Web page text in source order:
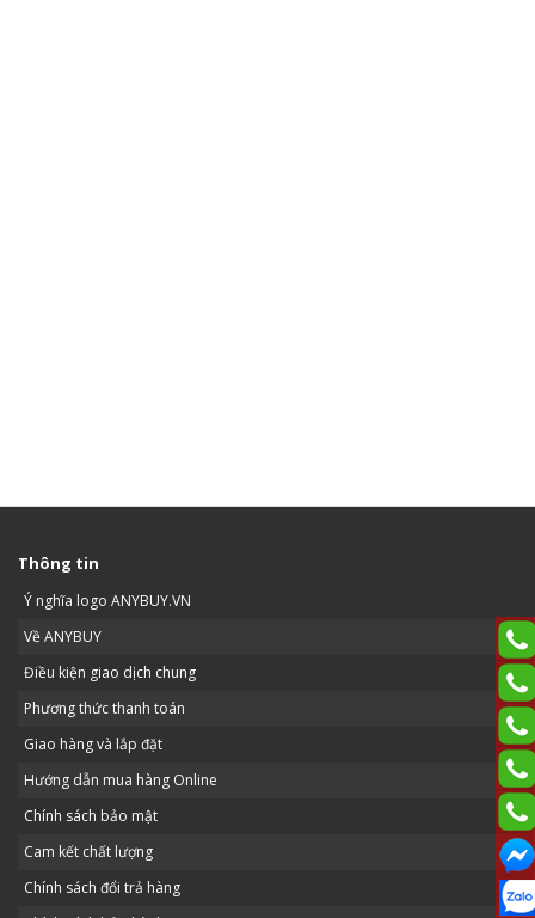
Thông tin
Ý nghĩa logo ANYBUY.VN
Về ANYBUY
Điều kiện giao dịch chung
Phương thức thanh toán
Giao hàng và lắp đặt
Hướng dẫn mua hàng Online
Chính sách bảo mật
Cam kết chất lượng
Chính sách đổi trả hàng